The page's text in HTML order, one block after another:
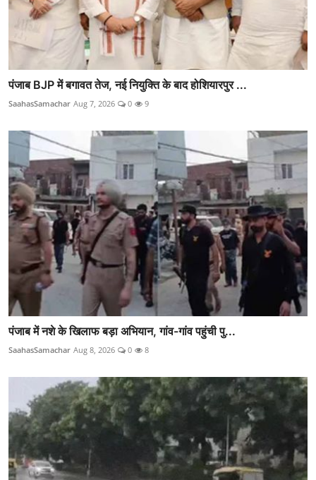
पंजाब BJP में बगावत तेज, नई नियुक्ति के बाद होशियारपुर ...
SaahasSamachar Aug 7, 2026 0 9
पंजाब में नशे के खिलाफ बड़ा अभियान, गांव-गांव पहुंची पु...
SaahasSamachar Aug 8, 2026 0 8